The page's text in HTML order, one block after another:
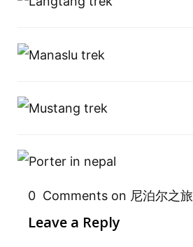
0 Comments on 尼泊尔之旅
Leave a Reply